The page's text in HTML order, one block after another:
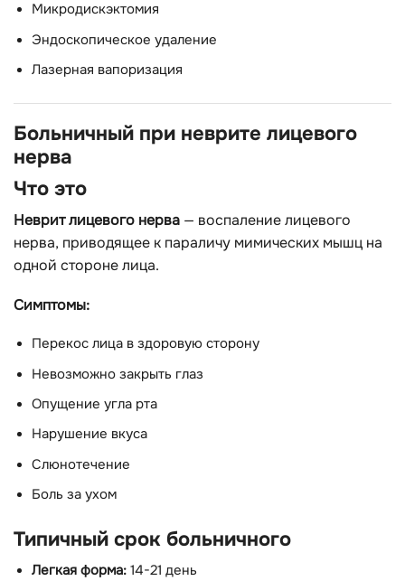
Микродискэктомия
Эндоскопическое удаление
Лазерная вапоризация
Больничный при неврите лицевого
нерва
Что это
Неврит лицевого нерва — воспаление лицевого
нерва, приводящее к параличу мимических мышц на
одной стороне лица.
Симптомы:
Перекос лица в здоровую сторону
Невозможно закрыть глаз
Опущение угла рта
Нарушение вкуса
Слюнотечение
Боль за ухом
Типичный срок больничного
Легкая форма: 14-21 день